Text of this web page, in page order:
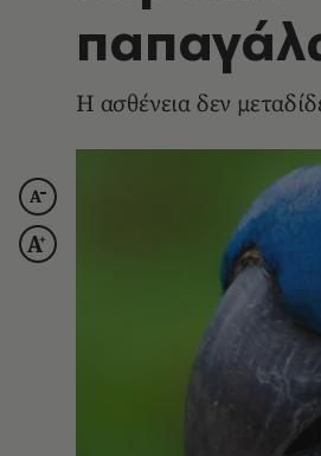
Η ασθένεια δεν